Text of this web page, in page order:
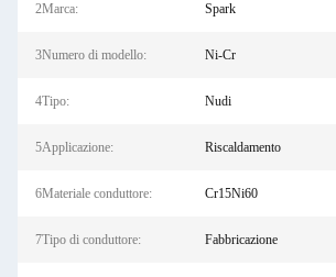
2Marca: Spark
3Numero di modello: Ni-Cr
4Tipo: Nudi
5Applicazione: Riscaldamento
6Materiale conduttore: Cr15Ni60
7Tipo di conduttore: Fabbricazione